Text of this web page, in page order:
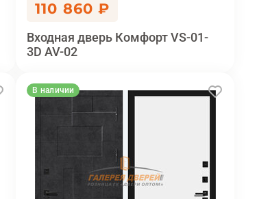
110 860 ₽
Входная дверь Комфорт VS-01-
3D AV-02
В наличии